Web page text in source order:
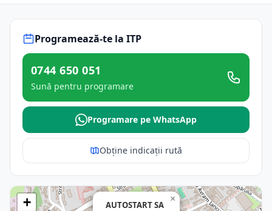
Programează-te la ITP
0744 650 051
Sună pentru programare
Programare pe WhatsApp
Obține indicații rută
AUTOSTART SA
×
+